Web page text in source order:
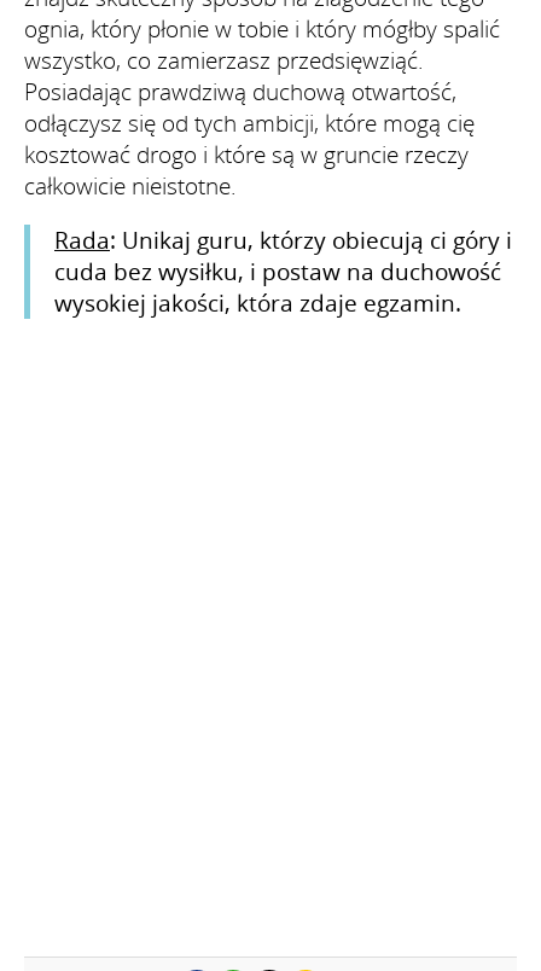
ognia, który płonie w tobie i który mógłby spalić
wszystko, co zamierzasz przedsięwziąć.
Posiadając prawdziwą duchową otwartość,
odłączysz się od tych ambicji, które mogą cię
kosztować drogo i które są w gruncie rzeczy
całkowicie nieistotne.
Rada: Unikaj guru, którzy obiecują ci góry i
cuda bez wysiłku, i postaw na duchowość
wysokiej jakości, która zdaje egzamin.